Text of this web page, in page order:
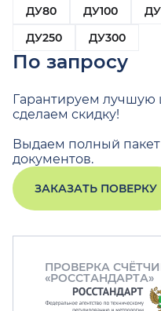
ДУ80
ДУ100
ДУ250
ДУ300
По запросу
Гарантируем лучшую
сделаем скидку!
Выдаем полный пакет
документов.
ЗАКАЗАТЬ ПОВЕРКУ
ПРОВЕРКА
«РОССТАНДАРТА»